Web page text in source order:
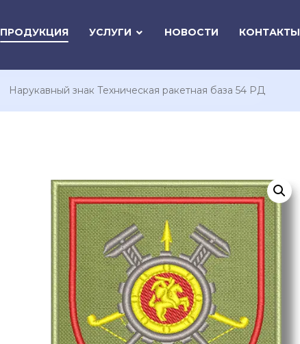
ПРОДУКЦИЯ УСЛУГИ НОВОСТИ КОНТАКТЫ
Нарукавный знак Техническая ракетная база 54 РД